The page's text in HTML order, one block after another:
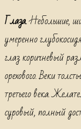
Глаза.Небольшие,
умеренно
глаз коричневый
орехового. Веки
третьего века.
суровый, полный